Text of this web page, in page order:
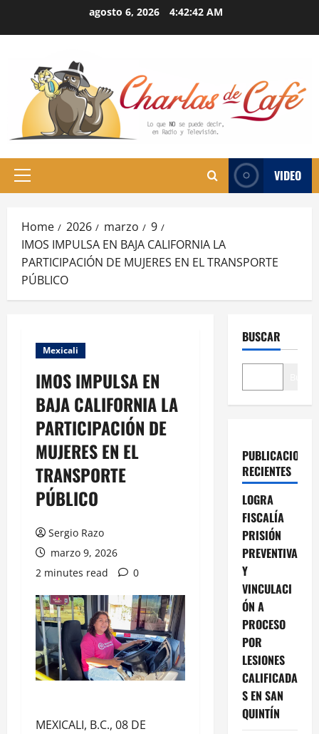
agosto 6, 2026 4:42:43 AM
Primary
VIDEO
Home 2026 marzo
9
IMOS IMPULSA EN BAJA CALIFORNIA LA
PARTICIPACIÓN DE MUJERES EN EL TRANSPORTE
PÚBLICO
Mexicali
IMOS IMPULSA EN
BAJA CALIFORNIA LA
PARTICIPACIÓN DE
MUJERES EN EL
TRANSPORTE
PÚBLICO
Sergio Razo
marzo 9, 2026
2 minutes read
0
MEXICALI, B.C., 08 DE
BUSCAR
PUBLICACIONES
RECIENTES
LOGRA
FISCALÍA
PRISIÓN
PREVENTIVA
Y
VINCULACI
ÓN A
PROCESO
POR
LESIONES
CALIFICADA
S EN SAN
QUINTÍN